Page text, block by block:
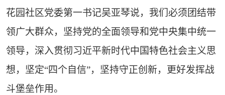
花园社区党委第一书记吴亚琴说，我们必须团结带
领广大群众，坚持党的全面领导和党中央集中统一
领导，深入贯彻习近平新时代中国特色社会主义思
想，坚定“四个自信”，坚持守正创新，更好发挥战
斗堡垒作用。